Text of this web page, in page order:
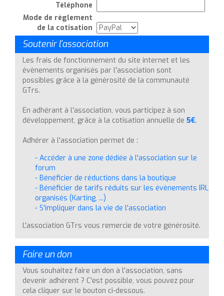
Téléphone
Mode de règlement
de la cotisation
Soutenir l'association
Les frais de fonctionnement du site internet et les
évènements organisés par l'association sont
possibles grâce à la générosité de la communauté
GTrs.
En adhérant à l'association, vous participez à son
développement, grâce à la cotisation annuelle de 5€.
Adhérer à l'association permet de :
- Accéder à une zone dédiée à l'association sur le
forum
- Bénéficier de réductions dans la boutique
- Bénéficier de tarifs réduits sur les évènements IRL
organisés (Karting, ...)
- S'impliquer dans la vie de l'association
L'association GTrs vous remercie de votre générosité.
Faire un don
Vous souhaitez faire un don à l'association, sans
devenir adhérent ? C'est possible, vous pouvez pour
cela cliquer sur le bouton ci-dessous.